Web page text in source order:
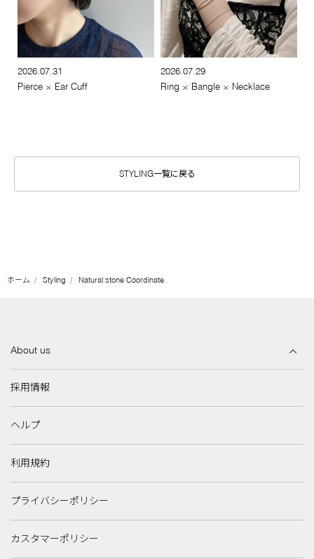
2026.07.31
Pierce × Ear Cuff
2026.07.29
Ring × Bangle × Necklace
STYLING一覧に戻る
ホーム Styling Natural stone Coordinate
About us
採用情報
ヘルプ
利用規約
プライバシーポリシー
カスタマーポリシー